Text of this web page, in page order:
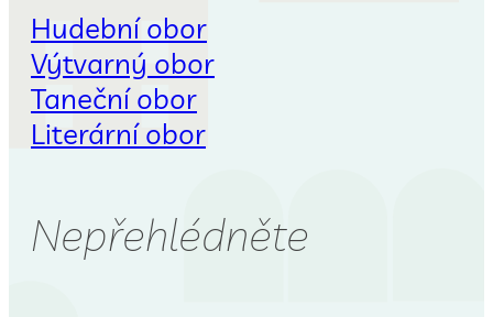
Hudební obor
Výtvarný obor
Taneční obor
Literární obor
Nepřehlédněte